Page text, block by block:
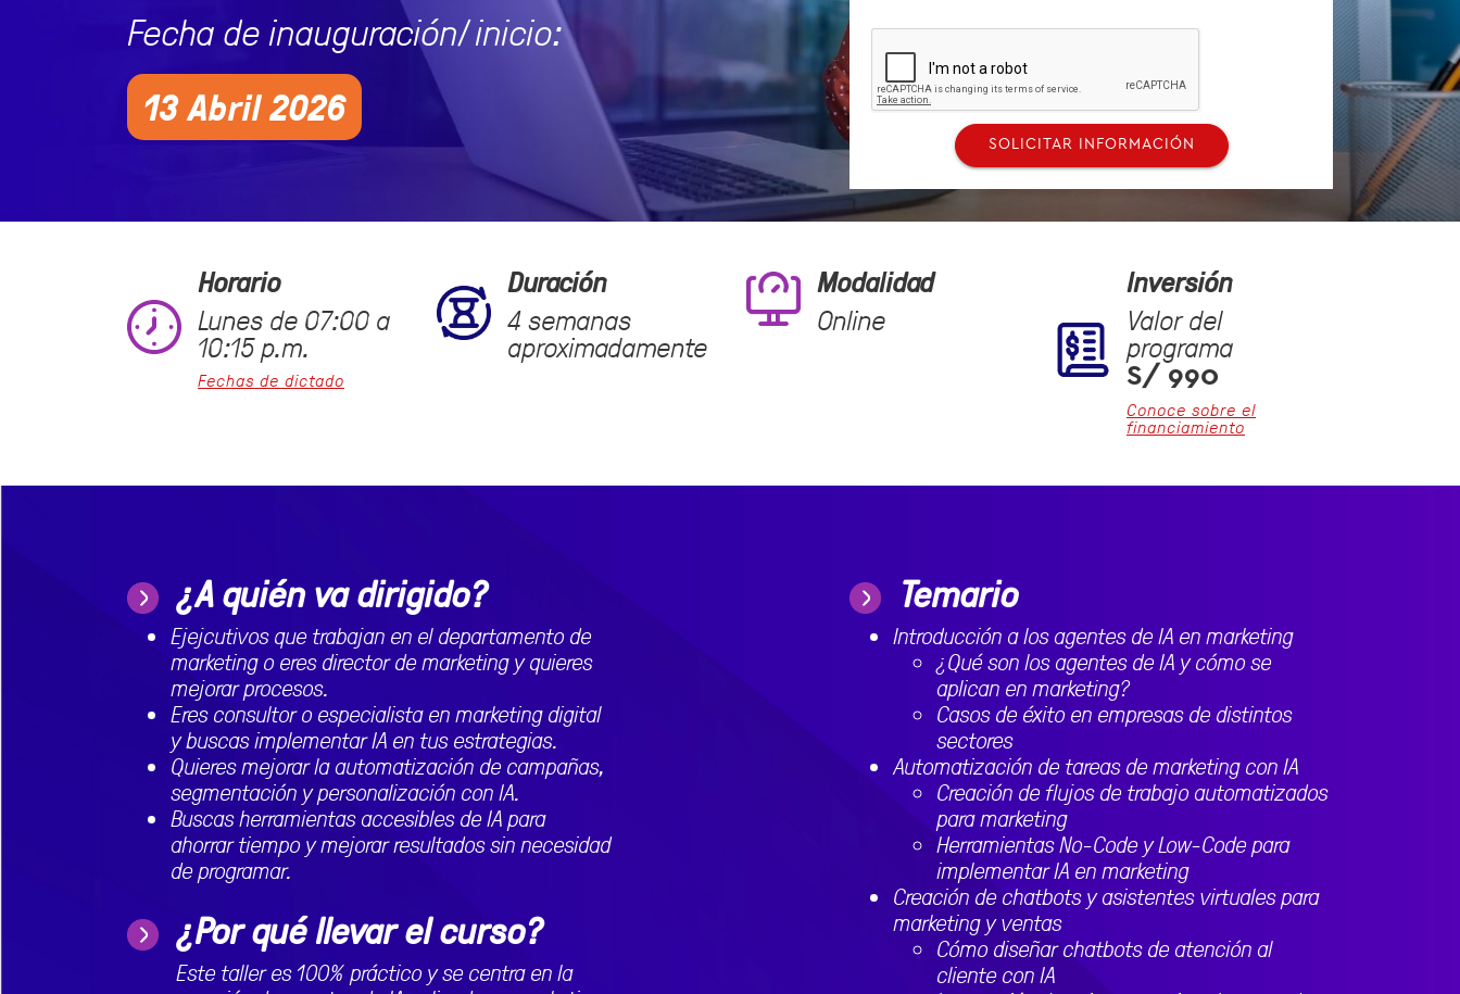
Fecha de inauguración/inicio:
13 Abril 2026
SOLICITAR INFORMACIÓN
Horario
Lunes de 07:00 a
10:15 p.m.
Fechas de dictado
Duración
4semanas
aproximadamente
Modalidad
Online
Inversión
Valor del
programa
S/ 990
Conoce sobre el
financiamiento
¿A quién va dirigido?
Ejejcutivos que trabajan en el departamento de
marketing o eres director de marketing y quieres
mejorar procesos.
Eres consultor o especialista en marketing digital
y buscas implementar IA en tus estrategias.
Quieres mejorar la automatización de campañas,
segmentación y personalización con IA.
Buscas herramientas accesibles de IA para
ahorrar tiempo y mejorar resultados sin necesidad
de programar.
¿Por qué llevar el curso?
Este taller es 100% práctico y se centra en la
Temario
Introducción a los agentes de IA en marketing
¿Qué son los agentes de IA y cómo se
aplican en marketing?
Casos de éxito en empresas de distintos
sectores
Automatización de tareas de marketing con IA
Creación de flujos de trabajo automatizados
para marketing
Herramientas No-Code y Low-Code para
implementar IA en marketing
Creación de chatbots y asistentes virtuales para
marketing y ventas
Cómo diseñar chatbots de atención al
cliente con IA